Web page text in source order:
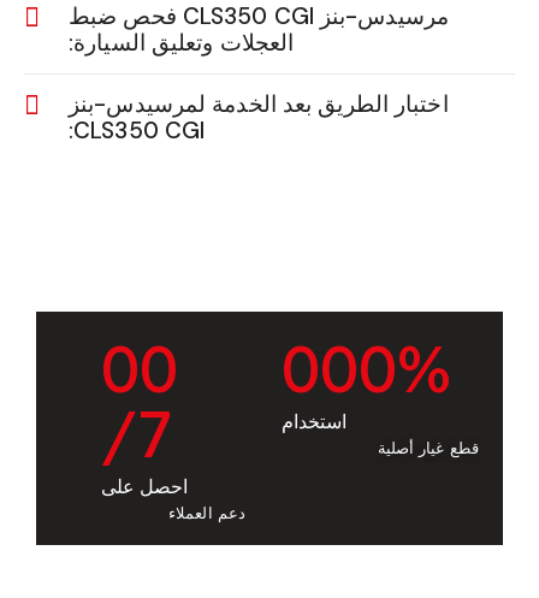
مرسيدس-بنز CLS350 CGI فحص ضبط
العجلات وتعليق السيارة:
اختبار الطريق بعد الخدمة لمرسيدس-بنز
CLS350 CGI:
000%
استخدام
قطع غيار أصلية
00
/7
احصل على
دعم العملاء